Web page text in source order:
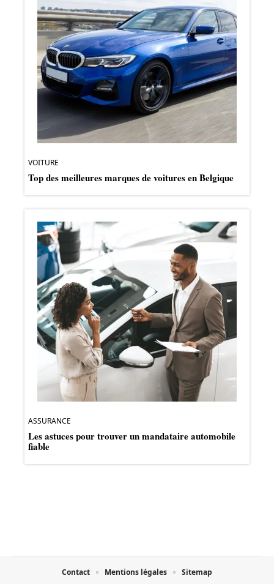
VOITURE
Top des meilleures marques de voitures en Belgique
ASSURANCE
Les astuces pour trouver un mandataire automobile
fiable
Contact Mentions légales Sitemap